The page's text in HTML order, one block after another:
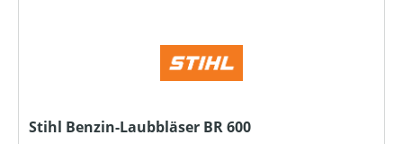
Stihl Benzin-Laubbläser BR 600